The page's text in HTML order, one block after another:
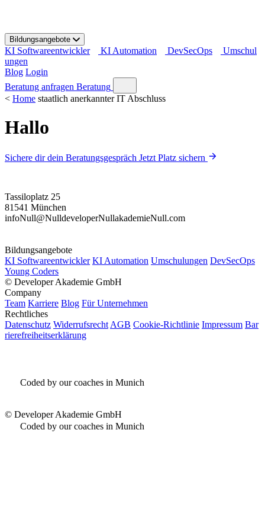
t
o
c
o
n
t
Bildungsangebote
KI Softwareentwickler KI Automation DevSecOps
Umschul
ungen
Blog Login
Beratung anfragen Beratung
< Home staatlich anerkannter IT Abschluss
Hallo
Sichere dir dein Beratungsgespräch Jetzt Platz sichern
Tassiloplatz 25
81541 München
infoNull@NulldeveloperNullakademieNull.com
Bildungsangebote
KI Softwareentwickler KI Automation Umschulungen DevSecOps
Young Coders
© Developer Akademie GmbH
Company
Team Karriere Blog Für Unternehmen
Rechtliches
Datenschutz Widerrufsrecht AGB Cookie-Richtlinie Impressum Bar
rierefreiheitserklärung
Coded by our coaches in Munich
© Developer Akademie GmbH
Coded by our coaches in Munich